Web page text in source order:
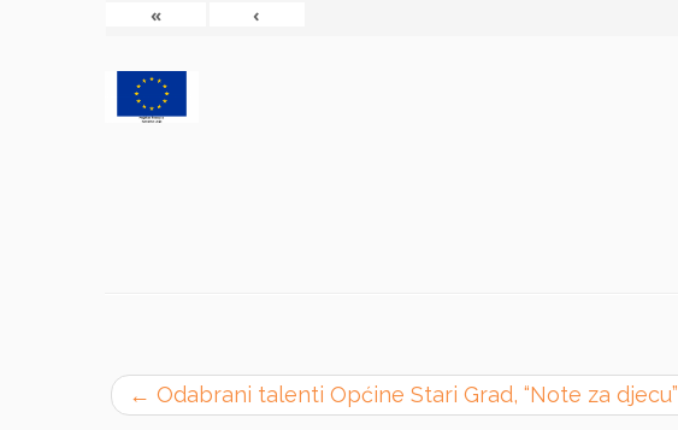
« ‹
← Odabrani talenti Općine Stari Grad, “Note za djecu”